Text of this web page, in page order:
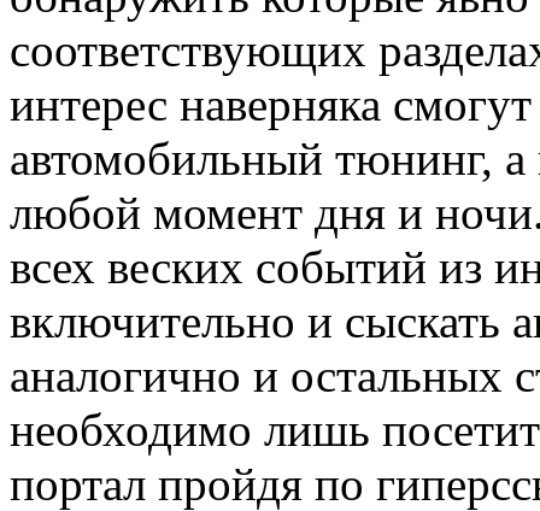
соответствующих
интерес наверняка
автомобильный тюнинг, а
любой момент дня и
всех веских событий из
включительно и сыскать
аналогично и остальных
необходимо лишь
портал пройдя по